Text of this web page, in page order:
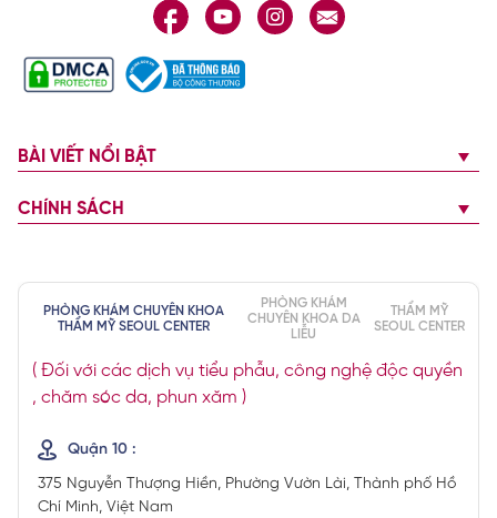
BÀI VIẾT NỔI BẬT
CHÍNH SÁCH
PHÒNG KHÁM CHUYÊN KHOA
THẨM MỸ SEOUL CENTER
PHÒNG KHÁM
CHUYÊN KHOA DA
LIỄU
THẨM MỸ
SEOUL CENTER
( Đối với các dịch vụ tiểu phẫu, công nghệ độc quyền
, chăm sóc da, phun xăm )
Quận 10 :
375 Nguyễn Thượng Hiền, Phường Vườn Lài, Thành phố Hồ
Chí Minh, Việt Nam